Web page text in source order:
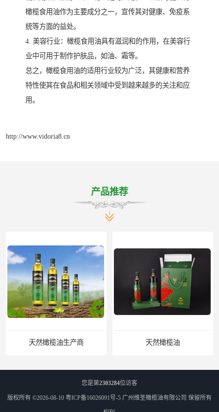
橄榄食用油作为主要成分之一，宣传其对健康、免疫系
统等方面的益处。
4. 美容行业：橄榄食用油具有滋润和的作用，在美容行
业中可用于制作护肤品，如油、霜等。
总之，橄榄食用油的适用行业较为广泛，其健康和营养
特性使其在食品和相关领域中受到越来越多的关注和应
用。
http://www.vidoria8.cn
产品推荐
天然橄榄油 精炼橄榄油
您是第2303284位访客
版权所有 ©2026-08-10 粤ICP备16026091号-5 广州维圣橄榄油有限公司 保留所有